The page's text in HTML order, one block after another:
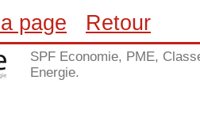
page Retour
SPF Economie, PME,
Energie.